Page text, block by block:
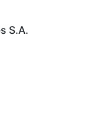
S.A.